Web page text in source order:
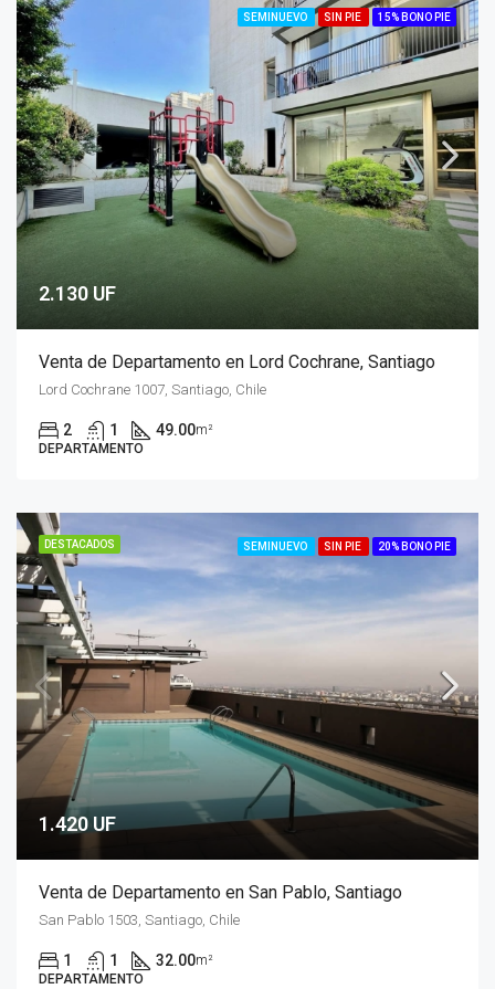
SEMINUEVO SIN PIE 15% BONO PIE
2.130 UF
Venta de Departamento en Lord Cochrane, Santiago
Lord Cochrane 1007, Santiago, Chile
2 1 49.00m²
DEPARTAMENTO
DESTACADOS SEMINUEVO SIN PIE 20% BONO PIE
1.420 UF
Venta de Departamento en San Pablo, Santiago
San Pablo 1503, Santiago, Chile
1 1 32.00m²
DEPARTAMENTO